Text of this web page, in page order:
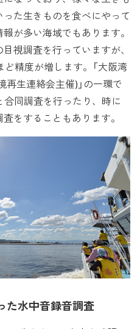
た生きものを食べにやって
が多い海域でもあります。
視調査を行っていますが、
ど精度が増します。「大阪湾
生連絡会主催)」の一環で
同調査を行ったり、時に
をすることもあります。
水中音録音調査